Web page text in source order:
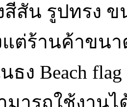
สีสัน รูปทรง
ต่ร้านค้าขน
ธง Beach
มารถใช้งาน